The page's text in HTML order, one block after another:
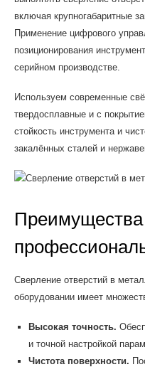
включая крупногабаритные
Применение цифрового
позиционирования
серийном производстве.
Используем современные
твердосплавные и с
стойкость инструмента и
закалённых сталей и
Преимущества
Сверление отверстий в
оборудовании имеет
Высокая точность.
и точной настройкой
Чистота поверхности.